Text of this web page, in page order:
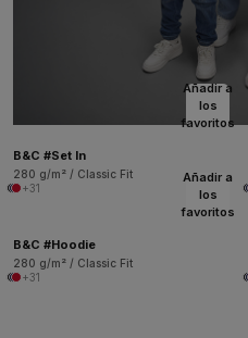
Añadir a
los
favoritos
B&C #Set In
280 g/m² / Classic Fit
+31
Añadir a
los
favoritos
B&C #Hoodie
280 g/m² / Classic Fit
+31